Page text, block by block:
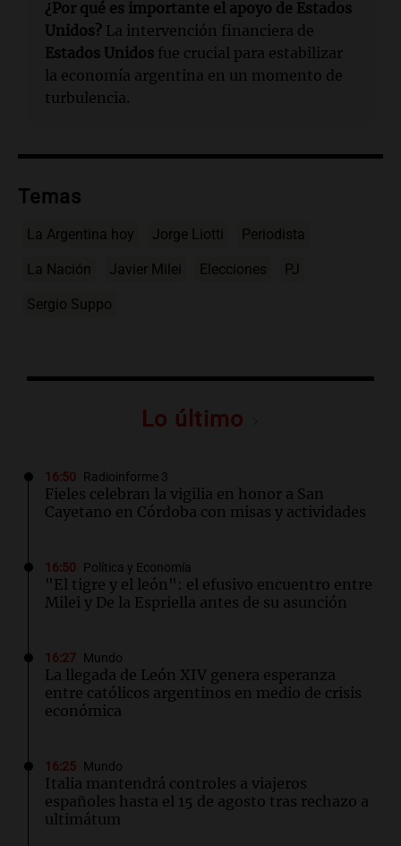
¿Por qué es importante el apoyo de Estados
Unidos? La intervención financiera de
Estados Unidos fue crucial para estabilizar
la economía argentina en un momento de
turbulencia.
Temas
La Argentina hoy Jorge Liotti Periodista
La Nación Javier Milei Elecciones PJ
Sergio Suppo
Lo último
16:50 Radioinforme 3
Fieles celebran la vigilia en honor a San
Cayetano en Córdoba con misas y actividades
16:50 Política y Economía
"El tigre y el león": el efusivo encuentro entre
Milei y De la Espriella antes de su asunción
16:27 Mundo
La llegada de León XIV genera esperanza
entre católicos argentinos en medio de crisis
económica
16:25 Mundo
Italia mantendrá controles a viajeros
españoles hasta el 15 de agosto tras rechazo a
ultimátum